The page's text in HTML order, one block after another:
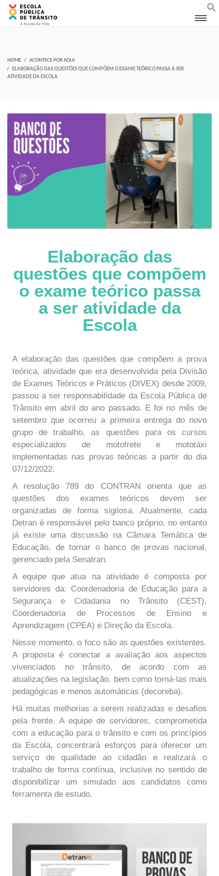
HOME
ACONTECE POR AQUI
ELABORAÇÃO DAS QUESTÕES QUE COMPÕEM O EXAME TEÓRICO PASSA A SER
ATIVIDADE DA ESCOLA
Elaboração das
questões que compõem
o exame teórico passa
a ser atividade da
Escola
A elaboração das questões que compõem a prova
teórica, atividade que era desenvolvida pela Divisão
de Exames Teóricos e Práticos (DIVEX) desde 2009,
passou a ser responsabilidade da Escola Pública de
Trânsito em abril do ano passado. E foi no mês de
setembro que ocorreu a primeira entrega do novo
grupo de trabalho, as questões para os cursos
especializados de motofrete e mototáxi
implementadas nas provas teóricas a partir do dia
07/12/2022.
A resolução 789 do CONTRAN orienta que as
questões dos exames teóricos devem ser
organizadas de forma sigilosa. Atualmente, cada
Detran é responsável pelo banco próprio, no entanto
já existe uma discussão na Câmara Temática de
Educação, de tornar o banco de provas nacional,
gerenciado pela Senatran.
A equipe que atua na atividade é composta por
servidores da: Coordenadoria de Educação para a
Segurança e Cidadania no Trânsito (CEST),
Coordenadoria de Processos de Ensino e
Aprendizagem (CPEA) e Direção da Escola.
Nesse momento, o foco são as questões existentes.
A proposta é conectar a avaliação aos aspectos
vivenciados no trânsito, de acordo com as
atualizações na legislação, bem como torná-las mais
pedagógicas e menos automáticas (decoreba).
Há muitas melhorias a serem realizadas e desafios
pela frente. A equipe de servidores, comprometida
com a educação para o trânsito e com os princípios
da Escola, concentrará esforços para oferecer um
serviço de qualidade ao cidadão e realizará o
trabalho de forma contínua, inclusive no sentido de
disponibilizar um simulado aos candidatos como
ferramenta de estudo.